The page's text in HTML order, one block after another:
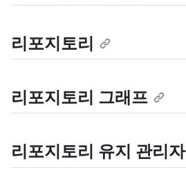
리포지토리
리포지토리 그래프
리포지토리 유지 관리자